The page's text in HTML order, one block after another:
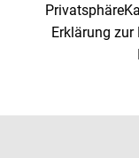
Privatsphäre
Erklärung zur